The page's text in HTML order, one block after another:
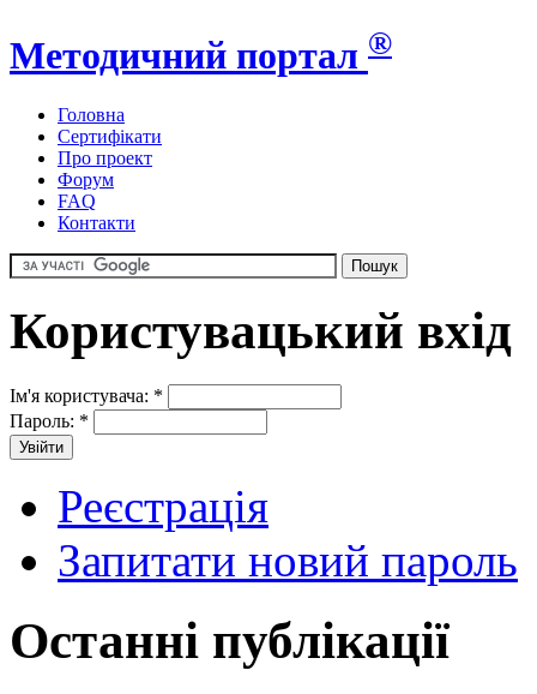
Методичний портал ®
Головна
Сертифікати
Про проект
Форум
FAQ
Контакти
Користувацький вхід
Ім'я користувача: *
Пароль: *
Реєстрація
Запитати новий пароль
Останні публікації